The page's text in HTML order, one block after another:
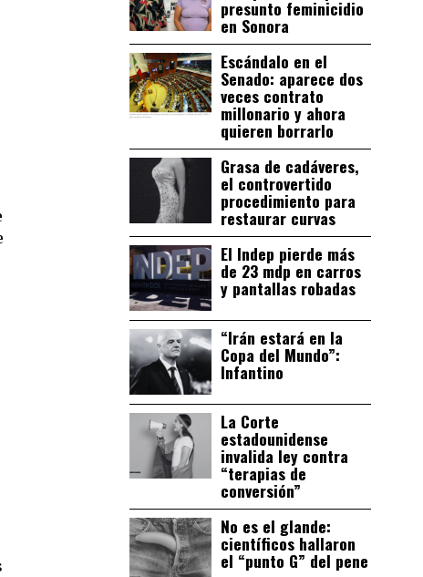
presunto feminicidio
en Sonora
Escándalo en el
Senado: aparece dos
veces contrato
millonario y ahora
quieren borrarlo
Grasa de cadáveres,
el controvertido
procedimiento para
restaurar curvas
El Indep pierde más
de 23 mdp en carros
y pantallas robadas
“Irán estará en la
Copa del Mundo”:
Infantino
La Corte
estadounidense
invalida ley contra
“terapias de
conversión”
No es el glande:
científicos hallaron
el “punto G” del pene